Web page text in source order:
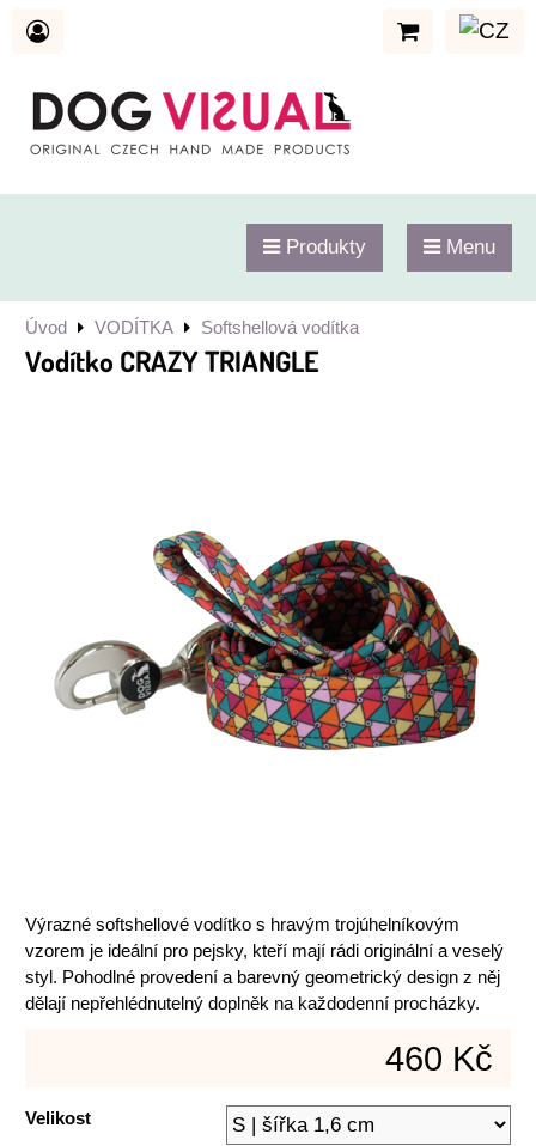
Produkty Menu
Úvod VODÍTKA Softshellová vodítka
Vodítko CRAZY TRIANGLE
Výrazné softshellové vodítko s hravým trojúhelníkovým
vzorem je ideální pro pejsky, kteří mají rádi originální a veselý
styl. Pohodlné provedení a barevný geometrický design z něj
dělají nepřehlédnutelný doplněk na každodenní procházky.
460 Kč
Velikost